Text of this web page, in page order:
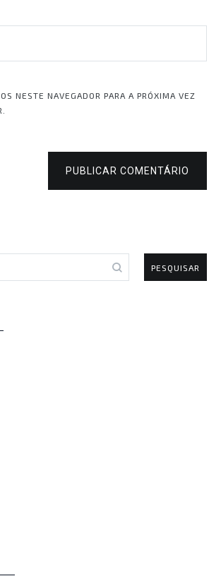
NESTE NAVEGADOR PARA A PRÓXIMA VEZ
PUBLICAR COMENTÁRIO